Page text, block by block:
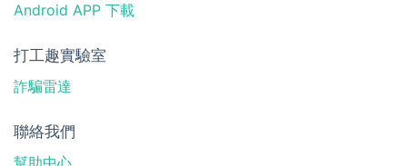
Android APP 下載
打工趣實驗室
詐騙雷達
聯絡我們
幫助中心